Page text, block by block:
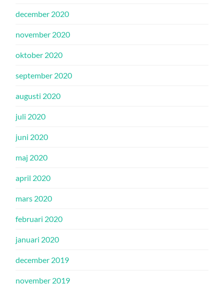
december 2020
november 2020
oktober 2020
september 2020
augusti 2020
juli 2020
juni 2020
maj 2020
april 2020
mars 2020
februari 2020
januari 2020
december 2019
november 2019